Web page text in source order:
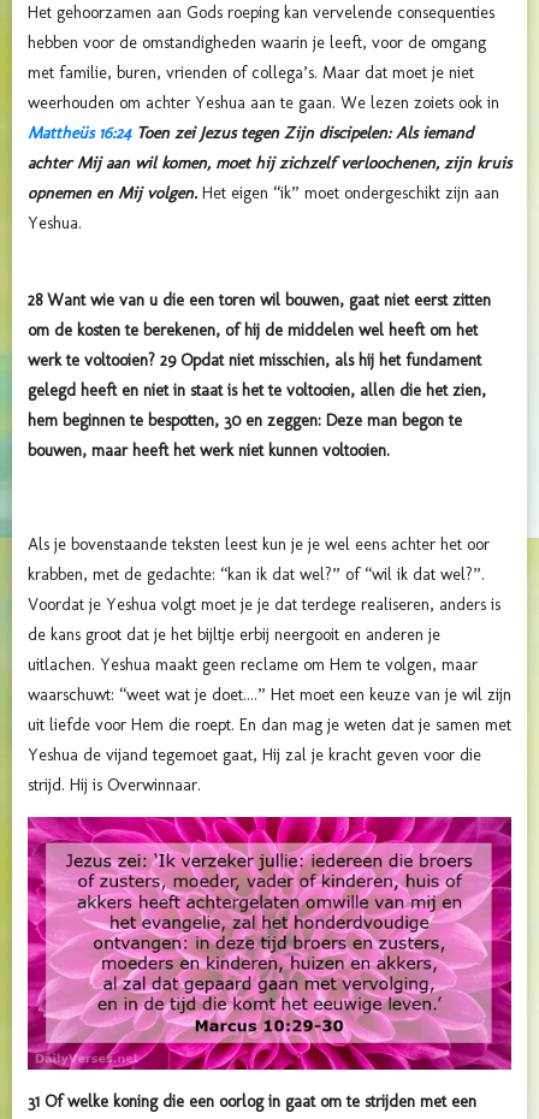
Het gehoorzamen aan Gods roeping kan vervelende consequenties
hebben voor de omstandigheden waarin je leeft, voor de omgang
met familie, buren, vrienden of collega’s. Maar dat moet je niet
weerhouden om achter Yeshua aan te gaan. We lezen zoiets ook in
Mattheüs 16:24Toen zei Jezus tegen Zijn discipelen: Als iemand
achter Mij aan wil komen, moet hij zichzelf verloochenen, zijn kruis
opnemen en Mij volgen. Het eigen “ik” moet ondergeschikt zijn aan
Yeshua.
28 Want wie van u die een toren wil bouwen, gaat niet eerst zitten
om de kosten te berekenen, of hij de middelen wel heeft om het
werk te voltooien? 29 Opdat niet misschien, als hij het fundament
gelegd heeft en niet in staat is het te voltooien, allen die het zien,
hem beginnen te bespotten, 30 en zeggen: Deze man begon te
bouwen, maar heeft het werk niet kunnen voltooien.
Als je bovenstaande teksten leest kun je je wel eens achter het oor
krabben, met de gedachte: “kan ik dat wel?” of “wil ik dat wel?”.
Voordat je Yeshua volgt moet je je dat terdege realiseren, anders is
de kans groot dat je het bijltje erbij neergooit en anderen je
uitlachen. Yeshua maakt geen reclame om Hem te volgen, maar
waarschuwt: “weet wat je doet....” Het moet een keuze van je wil zijn
uit liefde voor Hem die roept. En dan mag je weten dat je samen met
Yeshua de vijand tegemoet gaat, Hij zal je kracht geven voor die
strijd. Hij is Overwinnaar.
31 Of welke koning die een oorlog in gaat om te strijden met een